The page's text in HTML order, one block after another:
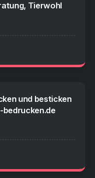
Tierwohl
und besticken
bedrucken.de